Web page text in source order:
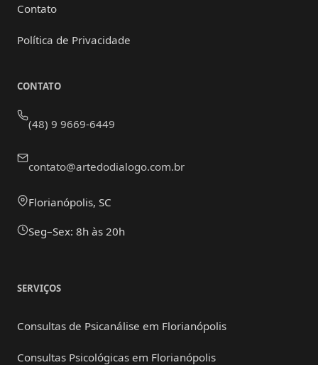
Contato
Política de Privacidade
CONTATO
(48) 9 9669-6449
contato@artedodialogo.com.br
Florianópolis, SC
Seg–Sex: 8h às 20h
SERVIÇOS
Consultas de Psicanálise em Florianópolis
Consultas Psicológicas em Florianópolis